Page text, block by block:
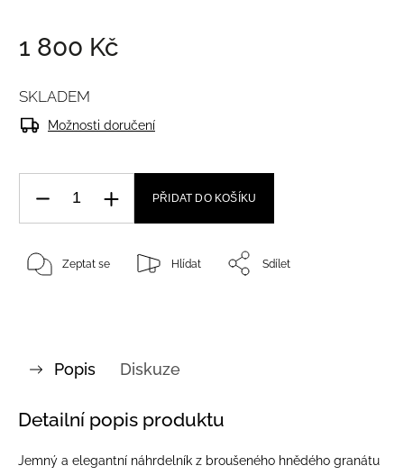
1 800 Kč
SKLADEM
Možnosti doručení
PŘIDAT DO KOŠÍKU
Zeptat se Hlídat Sdílet
Popis Diskuze
Detailní popis produktu
Jemný a elegantní náhrdelník z broušeného hnědého granátu